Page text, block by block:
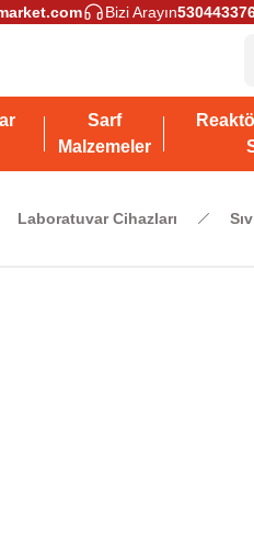
Bizi Arayın
Sarf
Malzemeler
Laboratuvar Cihazları